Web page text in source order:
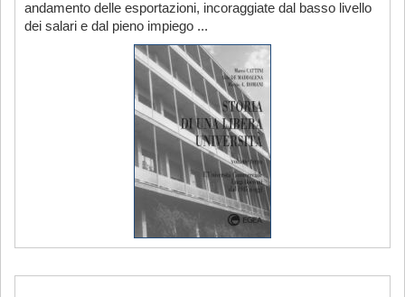
andamento delle esportazioni, incoraggiate dal basso livello
dei salari e dal pieno impiego ...